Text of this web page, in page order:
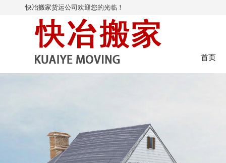
快冶搬家货运公司欢迎您的光临！
首页